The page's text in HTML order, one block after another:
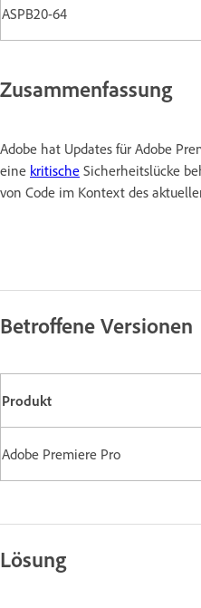
ASPB20-64
Zusammenfassung
Adobe hat Updates für Adobe
eine kritische Sicherheitslücke
von Code im Kontext des
Betroffene Versionen
Produkt
Adobe Premiere Pro
Lösung